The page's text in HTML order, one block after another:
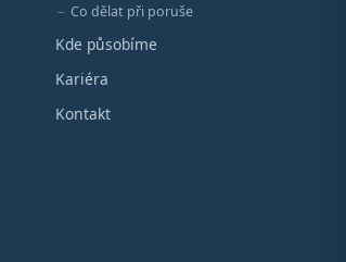
Co dělat při poruše
Kde působíme
Kariéra
Kontakt